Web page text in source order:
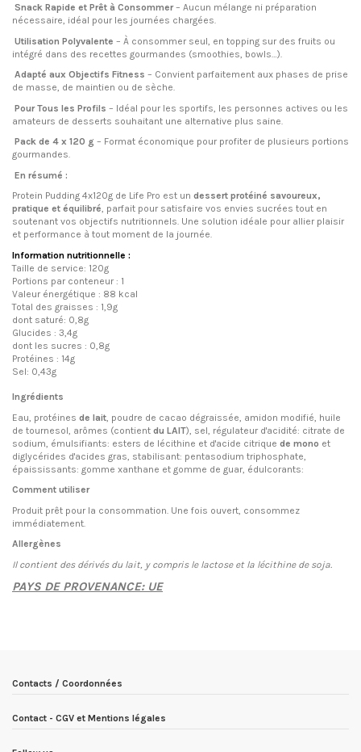
Snack Rapide et Prêt à Consommer– Aucun mélange ni préparation
nécessaire, idéal pour les journées chargées.
Utilisation Polyvalente – À consommer seul, en topping sur des fruits ou
intégré dans des recettes gourmandes (smoothies, bowls…).
Adapté aux Objectifs Fitness – Convient parfaitement aux phases de prise
de masse, de maintien ou de sèche.
Pour Tous les Profils – Idéal pour les sportifs, les personnes actives ou les
amateurs de desserts souhaitant une alternative plus saine.
Pack de 4 x 120 g – Format économique pour profiter de plusieurs portions
gourmandes.
En résumé :
Protein Pudding 4x120g de Life Pro est un dessert protéiné savoureux,
pratique et équilibré, parfait pour satisfaire vos envies sucrées tout en
soutenant vos objectifs nutritionnels. Une solution idéale pour allier plaisir
et performance à tout moment de la journée.
Information nutritionnelle :
Taille de service: 120g
Portions par conteneur : 1
Valeur énergétique : 88 kcal
Total des graisses : 1,9g
dont saturé: 0,8g
Glucides : 3,4g
dont les sucres : 0,8g
Protéines : 14g
Sel: 0,43g
Ingrédients
Eau, protéines de lait , poudre de cacao dégraissée, amidon modifié, huile
de tournesol, arômes (contient du LAIT), sel, régulateur d'acidité: citrate de
sodium, émulsifiants: esters de lécithine et d'acide citrique de mono et
diglycérides d'acides gras, stabilisant: pentasodium triphosphate,
épaississants: gomme xanthane et gomme de guar, édulcorants:
Comment utiliser
Produit prêt pour la consommation. Une fois ouvert, consommez
immédiatement.
Allergènes
Il contient des dérivés du lait, y compris le lactose et la lécithine de soja.
PAYS DE PROVENANCE: UE
Contacts / Coordonnées
Contact - CGV et Mentions légales